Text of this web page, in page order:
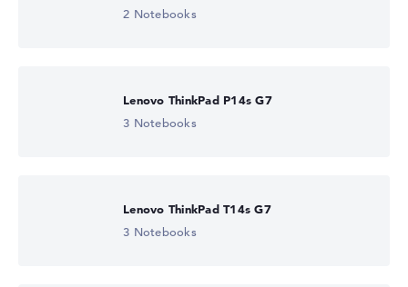
2 Notebooks
Lenovo ThinkPad P14s G7
3 Notebooks
Lenovo ThinkPad T14s G7
3 Notebooks